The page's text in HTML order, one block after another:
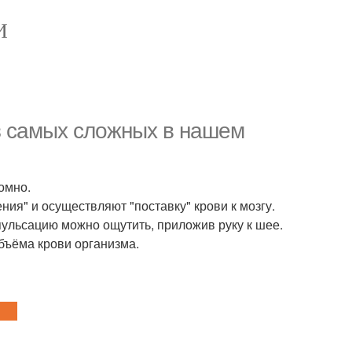
самых сложных в нашем
и осуществляют "поставку" крови к мозгу.
можно ощутить, приложив руку к шее.
крови организма.